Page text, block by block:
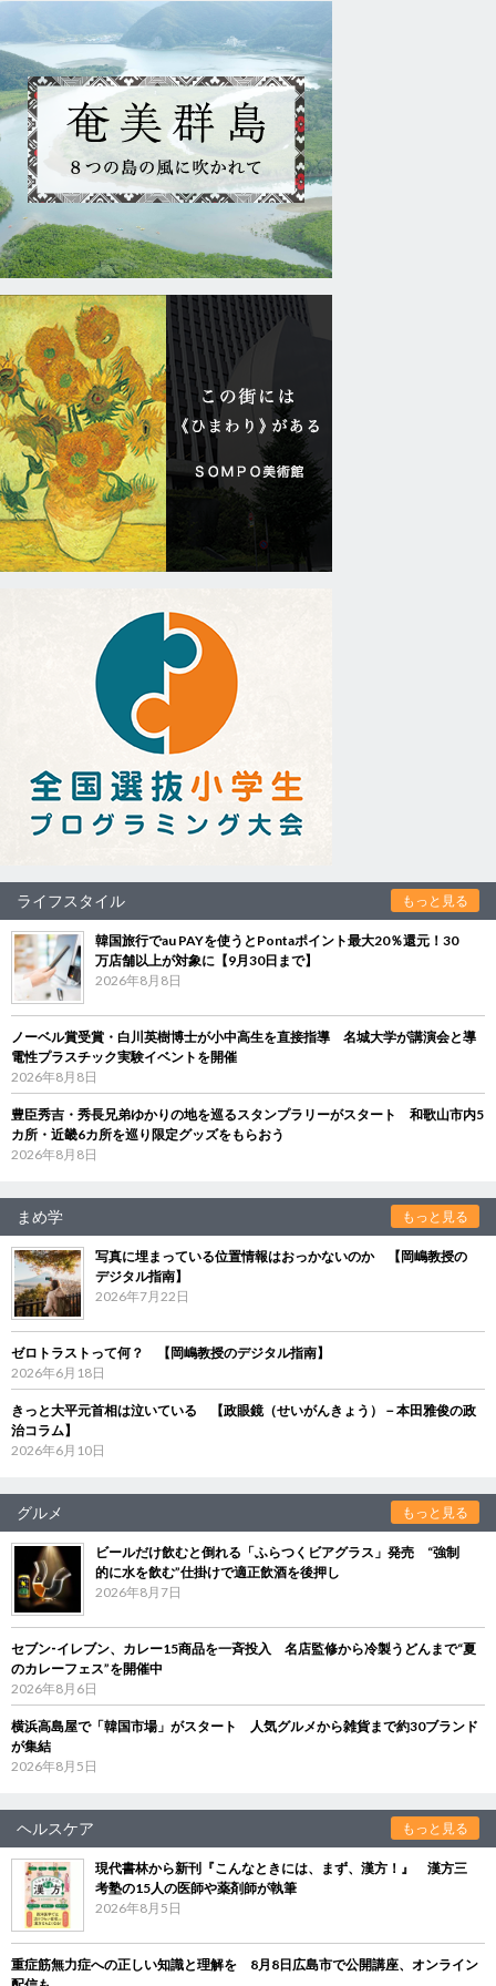
ライフスタイル もっと見る
韓国旅行でau PAYを使うとPontaポイント最大20％還元！30
万店舗以上が対象に【9月30日まで】
2026年8月8日
ノーベル賞受賞・白川英樹博士が小中高生を直接指導 名城大学が講演会と導
電性プラスチック実験イベントを開催
2026年8月8日
豊臣秀吉・秀長兄弟ゆかりの地を巡るスタンプラリーがスタート 和歌山市内5
カ所・近畿6カ所を巡り限定グッズをもらおう
2026年8月8日
まめ学 もっと見る
写真に埋まっている位置情報はおっかないのか 【岡嶋教授の
デジタル指南】
2026年7月22日
ゼロトラストって何？ 【岡嶋教授のデジタル指南】
2026年6月18日
きっと大平元首相は泣いている 【政眼鏡（せいがんきょう）－本田雅俊の政
治コラム】
2026年6月10日
グルメ もっと見る
ビールだけ飲むと倒れる「ふらつくビアグラス」発売 “強制
的に水を飲む”仕掛けで適正飲酒を後押し
2026年8月7日
セブン‐イレブン、カレー15商品を一斉投入 名店監修から冷製うどんまで“夏
のカレーフェス”を開催中
2026年8月6日
横浜高島屋で「韓国市場」がスタート 人気グルメから雑貨まで約30ブランド
が集結
2026年8月5日
ヘルスケア もっと見る
現代書林から新刊『こんなときには、まず、漢方！』 漢方三
考塾の15人の医師や薬剤師が執筆
2026年8月5日
重症筋無力症への正しい知識と理解を 8月8日広島市で公開講座、オンライン